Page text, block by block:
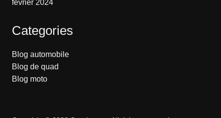
février 2024
Categories
Blog automobile
Blog de quad
Blog moto